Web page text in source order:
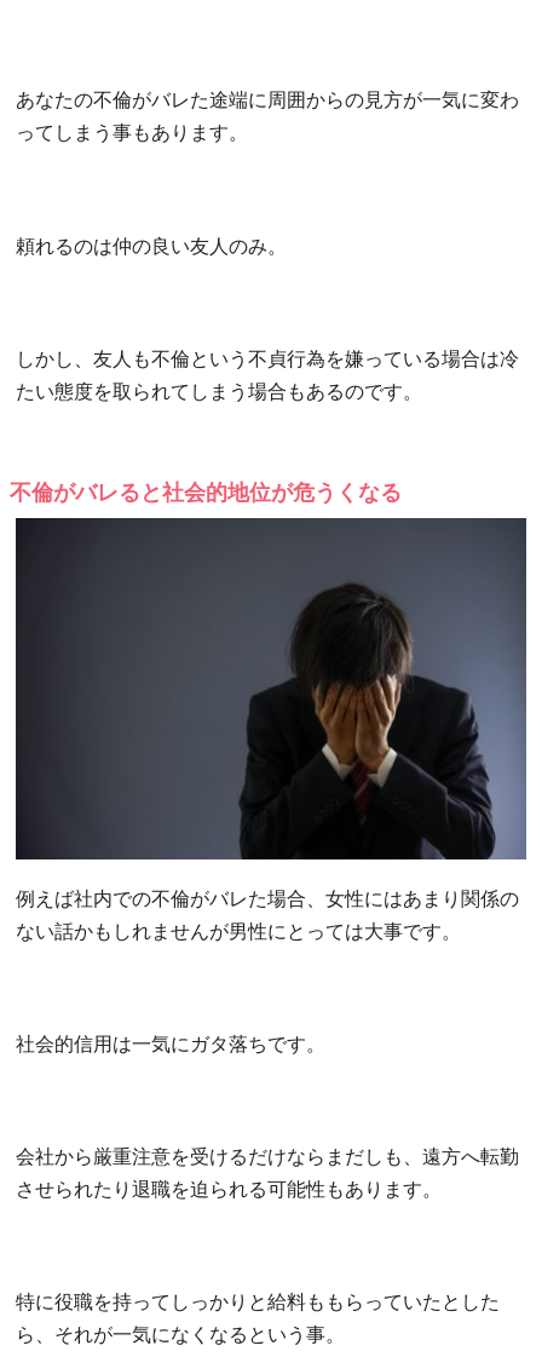
あなたの不倫がバレた途端に周囲からの見方が一気に変わ
ってしまう事もあります。
頼れるのは仲の良い友人のみ。
しかし、友人も不倫という不貞行為を嫌っている場合は冷
たい態度を取られてしまう場合もあるのです。
不倫がバレると社会的地位が危うくなる
例えば社内での不倫がバレた場合、女性にはあまり関係の
ない話かもしれませんが男性にとっては大事です。
社会的信用は一気にガタ落ちです。
会社から厳重注意を受けるだけならまだしも、遠方へ転勤
させられたり退職を迫られる可能性もあります。
特に役職を持ってしっかりと給料ももらっていたとした
ら、それが一気になくなるという事。